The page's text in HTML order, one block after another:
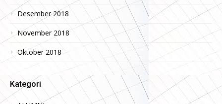
Desember 2018
November 2018
Oktober 2018
Kategori